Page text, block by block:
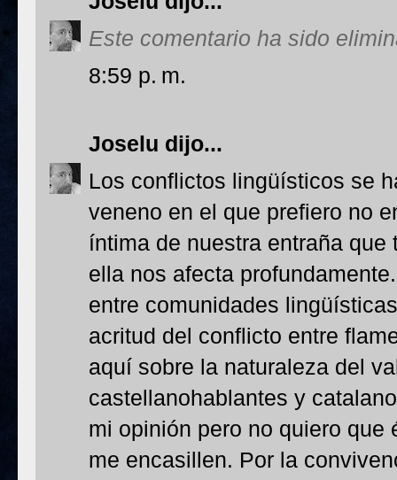
Este comentario ha sido
8:59 p. m.
Joselu dijo...
Los conflictos lingüísticos se
veneno en el que prefiero no
íntima de nuestra entraña
ella nos afecta
entre comunidades
acritud del conflicto entre
aquí sobre la naturaleza del
castellanohablantes y
mi opinión pero no quiero que
me encasillen. Por la